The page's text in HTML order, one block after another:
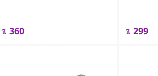
299
₪
360
₪